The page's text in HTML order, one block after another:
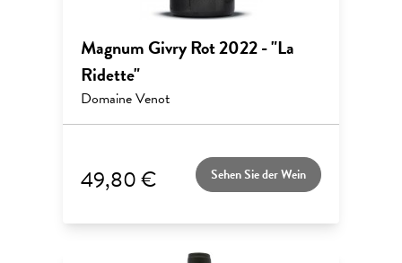
Magnum Givry Rot 2022 - "La
Ridette"
Domaine Venot
49,80 € Sehen Sie der Wein